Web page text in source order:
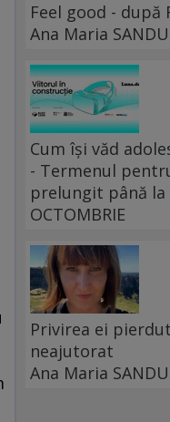
Feel good - după
Ana Maria SANDU
Cum își văd
- Termenul
prelungit până la
OCTOMBRIE
Privirea ei
neajutorat
Ana Maria SANDU